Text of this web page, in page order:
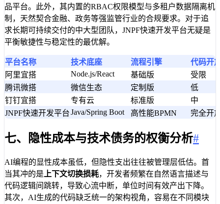
品平台。此外，其内置的RBAC权限模型与多租户数据隔离机
制，天然契合金融、政务等强监管行业的合规要求。对于追
求长期可持续交付的中大型团队，JNPF快速开发平台无疑是
平衡敏捷性与稳定性的最优解。
平台名称 技术底座 流程引擎
代码开
阿里宜搭
Node.js/React 基础版
受限
腾讯微搭
微信生态 定制版
低
钉钉宜搭
专有云 标准版
中
JNPF快速开发平台Java/Spring Boot 高性能BPMN 完全开
七、隐性成本与技术债务的权衡分析#
AI编程的显性成本虽低，但隐性支出往往被管理层低估。首
当其冲的是 上下文切换损耗，开发者频繁在自然语言描述与
代码逻辑间跳转，导致心流中断，单位时间有效产出下降。
其次，AI生成的代码缺乏统一的架构视角，容易在不同模块